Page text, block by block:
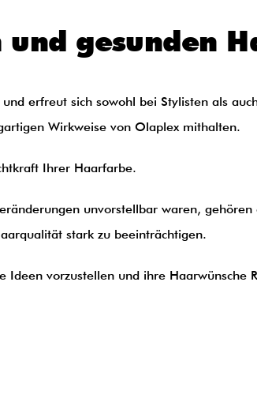
und gesunden
erfreut sich sowohl bei Stylisten als
Wirkweise von Olaplex mithalten.
Ihrer Haarfarbe.
unvorstellbar waren,
stark zu beeinträchtigen.
vorzustellen und ihre Haarwünsche